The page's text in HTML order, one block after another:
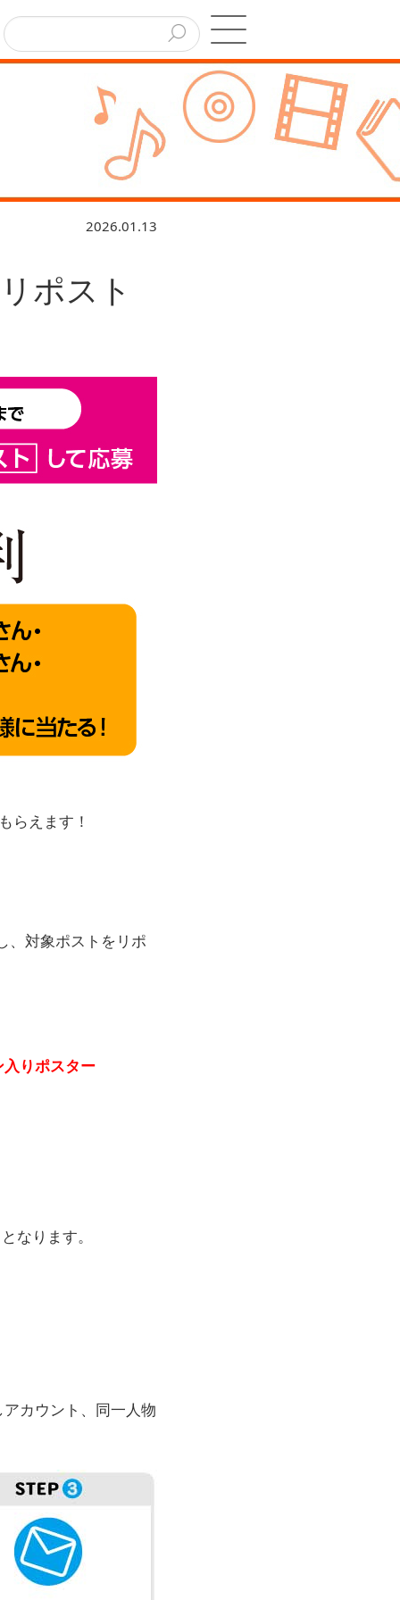
2026.01.13
ポスト
らえます！
、対象ポストをリポ
りポスター
なります。
カウント、同一人物